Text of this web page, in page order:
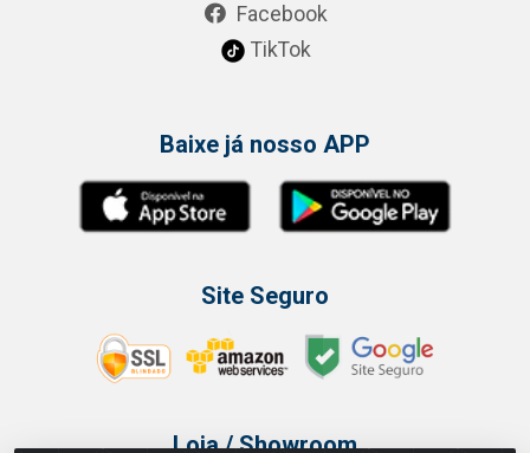
Facebook
TikTok
Baixe já nosso APP
Site Seguro
Loja / Showroom